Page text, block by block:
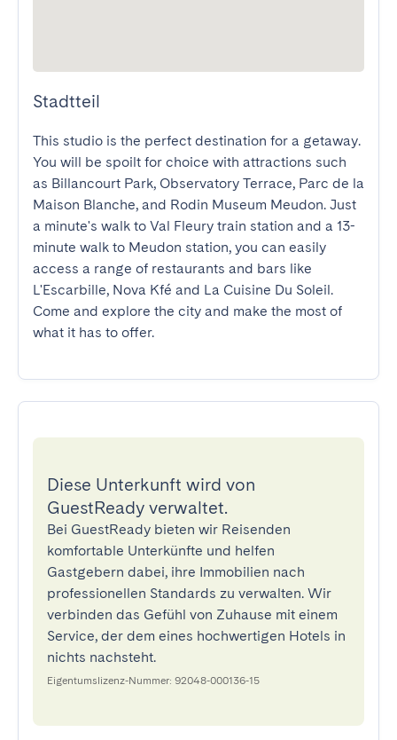
Stadtteil
This studio is the perfect destination for a getaway.
You will be spoilt for choice with attractions such
as Billancourt Park, Observatory Terrace, Parc de la
Maison Blanche, and Rodin Museum Meudon. Just
a minute's walk to Val Fleury train station and a 13-
minute walk to Meudon station, you can easily
access a range of restaurants and bars like
L'Escarbille, Nova Kfé and La Cuisine Du Soleil.
Come and explore the city and make the most of
what it has to offer.
Diese Unterkunft wird von
GuestReady verwaltet.
Bei GuestReady bieten wir Reisenden
komfortable Unterkünfte und helfen
Gastgebern dabei, ihre Immobilien nach
professionellen Standards zu verwalten. Wir
verbinden das Gefühl von Zuhause mit einem
Service, der dem eines hochwertigen Hotels in
nichts nachsteht.
Eigentumslizenz-Nummer: 92048-000136-15